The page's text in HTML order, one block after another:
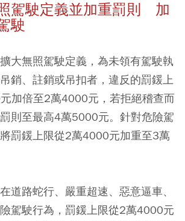
駕駛定義並加重罰則 加
駛
大無照駕駛定義，為未領有駕駛執
銷、註銷或吊扣者，違反的罰鍰上
加倍至2萬4000元，若拒絕稽查而
則至最高4萬5000元。針對危險駕
罰鍰上限從2萬4000元加重至3萬
道路蛇行、嚴重超速、惡意逼車、
駕駛行為，罰鍰上限從2萬4000元